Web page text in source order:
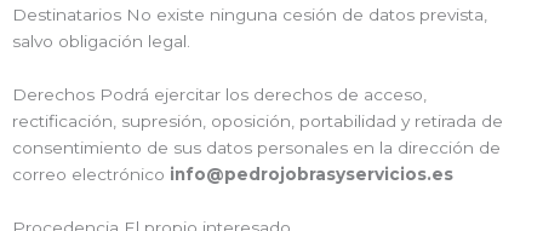
Destinatarios No existe ninguna cesión de datos prevista,
salvo obligación legal.
Derechos Podrá ejercitar los derechos de acceso,
rectificación, supresión, oposición, portabilidad y retirada de
consentimiento de sus datos personales en la dirección de
correo electrónico info@pedrojobrasyservicios.es
Procedencia El propio interesado